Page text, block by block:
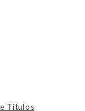
Títulos